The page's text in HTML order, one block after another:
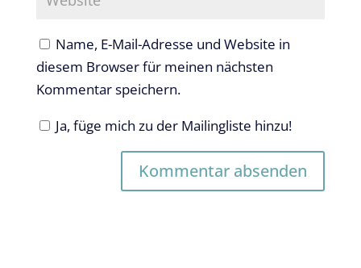
Name, E-Mail-Adresse und Website in
diesem Browser für meinen nächsten
Kommentar speichern.
Ja, füge mich zu der Mailingliste hinzu!